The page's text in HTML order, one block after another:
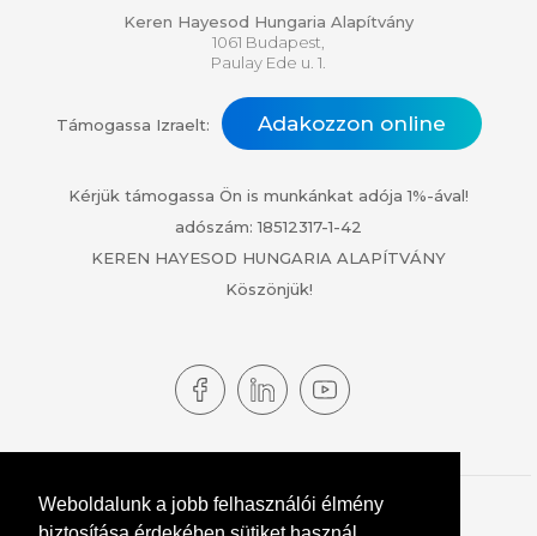
Weboldalunk a jobb felhasználói élmény
Keren Hayesod Hungaria Alapítvány
1061 Budapest,
Paulay Ede u. 1.
Támogassa Izraelt: Adakozzon online
Kérjük támogassa Ön is munkánkat adója 1%-ával!
adószám: 18512317-1-42
KEREN HAYESOD HUNGARIA ALAPÍTVÁNY
Köszönjük!
© 2024 KEREN HAYESOD. MINDEN JOG FENNTARTVA!